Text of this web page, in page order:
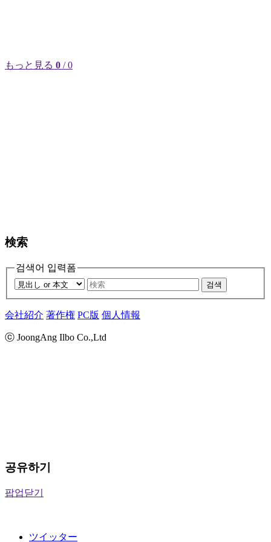
もっと見る 0 / 0
検索
검색어 입력폼
검색
会社紹介 著作権 PC版 個人情報
ⓒ JoongAng Ilbo Co.,Ltd
공유하기
팝업닫기
ツイッター